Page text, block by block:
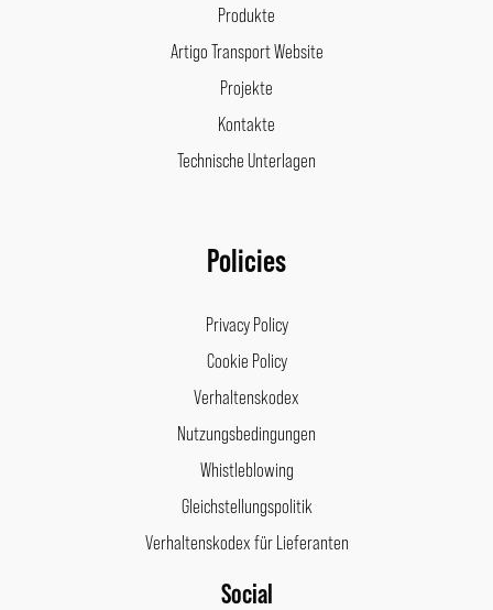
Produkte
Artigo Transport Website
Projekte
Kontakte
Technische Unterlagen
Policies
Privacy Policy
Cookie Policy
Verhaltenskodex
Nutzungsbedingungen
Whistleblowing
Gleichstellungspolitik
Verhaltenskodex für Lieferanten
Social
FacebookInstagram